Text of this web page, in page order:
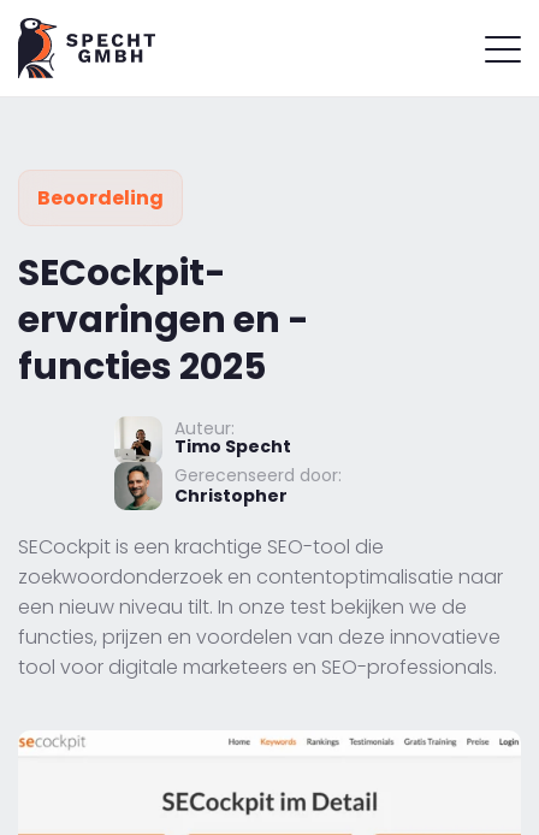
Beoordeling
SECockpit-
ervaringen en -
functies 2025
Auteur:
Timo Specht
Gerecenseerd door:
Christopher
SECockpit is een krachtige SEO-tool die
zoekwoordonderzoek en contentoptimalisatie naar
een nieuw niveau tilt. In onze test bekijken we de
functies, prijzen en voordelen van deze innovatieve
tool voor digitale marketeers en SEO-professionals.